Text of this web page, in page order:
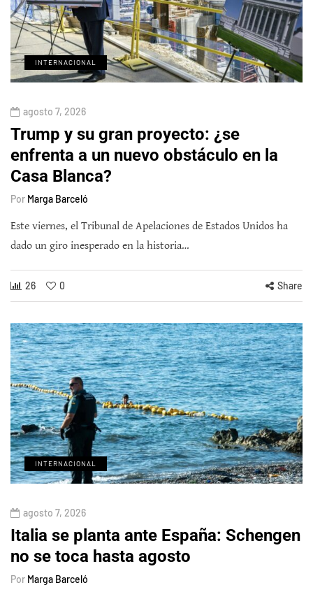
INTERNACIONAL
agosto 7, 2026
Trump y su gran proyecto: ¿se
enfrenta a un nuevo obstáculo en la
Casa Blanca?
Por Marga Barceló
Este viernes, el Tribunal de Apelaciones de Estados Unidos ha
dado un giro inesperado en la historia…
26 0 Share
INTERNACIONAL
agosto 7, 2026
Italia se planta ante España: Schengen
no se toca hasta agosto
Por Marga Barceló